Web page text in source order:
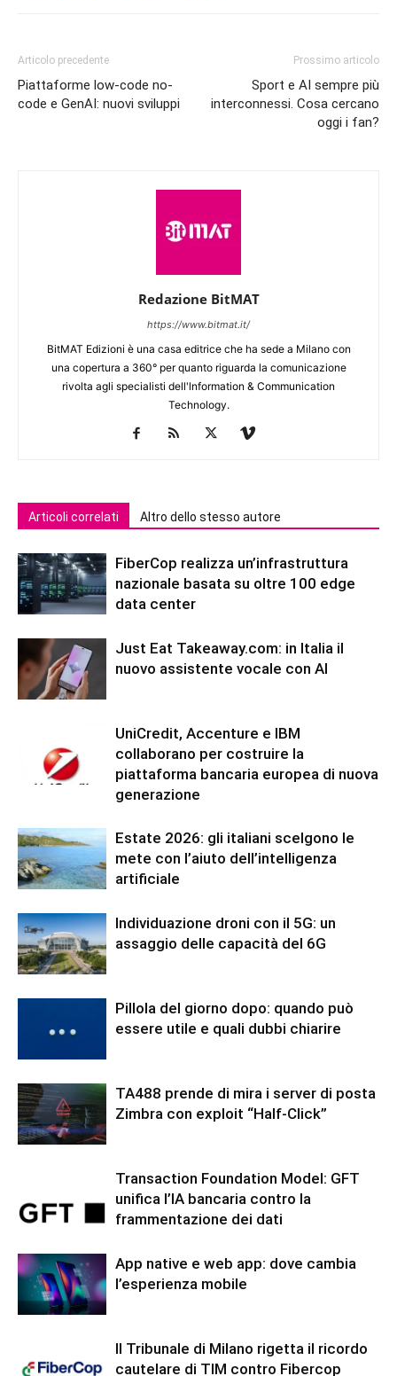
Articolo precedente
Piattaforme low-code no-
code e GenAI: nuovi sviluppi
Prossimo articolo
Sport e AI sempre più
interconnessi. Cosa cercano
oggi i fan?
Redazione BitMAT
https://www.bitmat.it/
BitMAT Edizioni è una casa editrice che ha sede a Milano con
una copertura a 360° per quanto riguarda la comunicazione
rivolta agli specialisti dell'lnformation & Communication
Technology.
Articoli correlati Altro dello stesso autore
FiberCop realizza un’infrastruttura
nazionale basata su oltre 100 edge
data center
Just Eat Takeaway.com: in Italia il
nuovo assistente vocale con AI
UniCredit, Accenture e IBM
collaborano per costruire la
piattaforma bancaria europea di nuova
generazione
Estate 2026: gli italiani scelgono le
mete con l’aiuto dell’intelligenza
artificiale
Individuazione droni con il 5G: un
assaggio delle capacità del 6G
Pillola del giorno dopo: quando può
essere utile e quali dubbi chiarire
TA488 prende di mira i server di posta
Zimbra con exploit “Half-Click”
Transaction Foundation Model: GFT
unifica l’IA bancaria contro la
frammentazione dei dati
App native e web app: dove cambia
l’esperienza mobile
Il Tribunale di Milano rigetta il ricordo
cautelare di TIM contro Fibercop